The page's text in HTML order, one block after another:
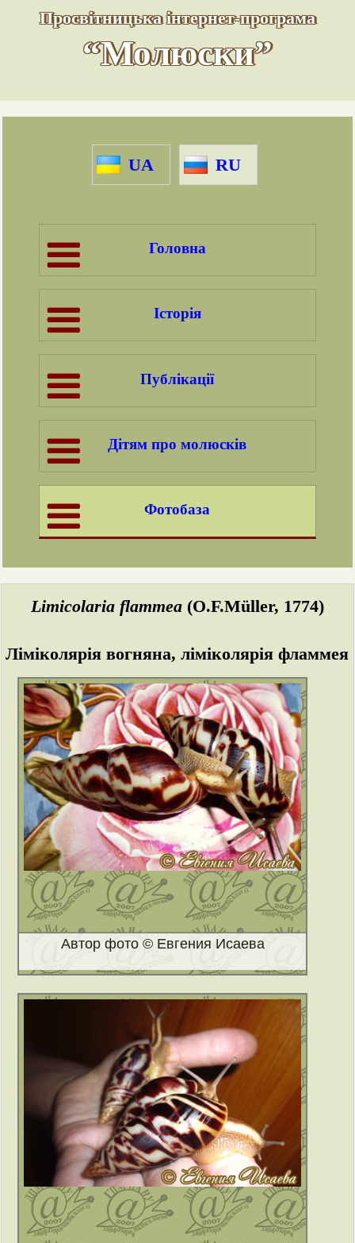
Просвітницька інтернет-програма
“Молюски”
UA RU
Головна
Історія
Публікації
Дітям про молюсків
Фотобаза
Limicolaria flammea(O.F.Müller, 1774)
Ліміколярія вогняна, ліміколярія фламмея
Автор фото © Евгения Исаева